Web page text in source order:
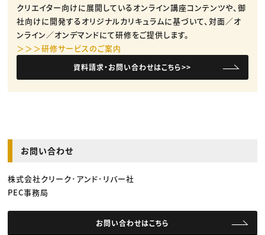
クリエイター向けに展開しているオンライン講座コンテンツや、御
社向けに開発するオリジナルカリキュラムに基づいて、対面／オ
ンライン／オンデマンドにて研修をご提供します。
＞＞＞研修サービスのご案内
資料請求・お問い合わせはこちら>>
お問い合わせ
株式会社クリーク･アンド･リバー社
PEC事務局
お問い合わせはこちら